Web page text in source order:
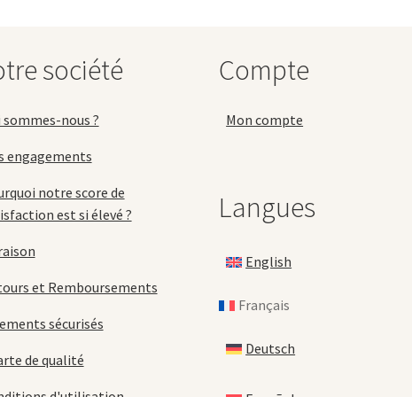
société
sommes-nous ?
engagements
notre score de
est si élevé ?
et Remboursements
sécurisés
de qualité
Compte
Mon compte
Langues
English
Français
Deutsch